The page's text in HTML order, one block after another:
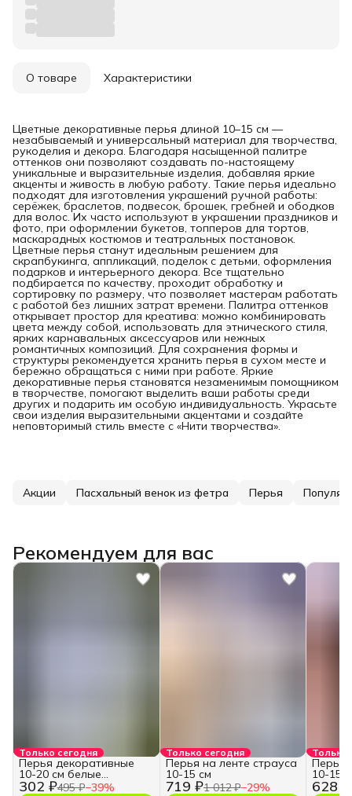
О товаре Характеристики
Цветные декоративные перья длиной 10–15 см —
незабываемый и универсальный материал для творчества,
рукоделия и декора. Благодаря насыщенной палитре
оттенков они позволяют создавать по-настоящему
уникальные и выразительные изделия, добавляя яркие
акценты и живость в любую работу. Такие перья идеально
подходят для изготовления украшений ручной работы:
серёжек, браслетов, подвесок, брошек, гребней и ободков
для волос. Их часто используют в украшении праздников и
фото, при оформлении букетов, топперов для тортов,
маскарадных костюмов и театральных постановок.
Цветные перья станут идеальным решением для
скрапбукинга, аппликаций, поделок с детьми, оформления
подарков и интерьерного декора. Все тщательно
подбирается по качеству, проходит обработку и
сортировку по размеру, что позволяет мастерам работать
с работой без лишних затрат времени. Палитра оттенков
открывает простор для креатива: можно комбинировать
цвета между собой, использовать для этнического стиля,
ярких карнавальных аксессуаров или нежных
романтичных композиций. Для сохранения формы и
структуры рекомендуется хранить перья в сухом месте и
бережно обращаться с ними при работе. Яркие
декоративные перья становятся незаменимым помощником
в творчестве, помогают выделить ваши работы среди
других и подарить им особую индивидуальность. Украсьте
свои изделия выразительными акцентами и создайте
неповторимый стиль вместе с «Нити творчества».
Акции Пасхальный венок из фетра Перья
Рекомендуем для вас
Только сегодня
302 ₽495 ₽−39%
Перья декоративные
10-20 см белые
натуральные
Только сегодня
719 ₽1 012 ₽−29%
Перья на ленте страуса
10-15 см
Только
628 ₽
Перья
10-15